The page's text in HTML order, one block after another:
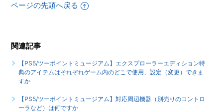
【PS5/ツーポイントミュージアム】音声出力形式は何に対応
ページの先頭へ戻る
関連記事
【PS5/ツーポイントミュージアム】エクスプローラーエディション特
典のアイテムはそれぞれゲーム内のどこで使用、設定（変更）できま
すか
【PS5/ツーポイントミュージアム】対応周辺機器（別売りのコントロ
ーラなど）は何ですか